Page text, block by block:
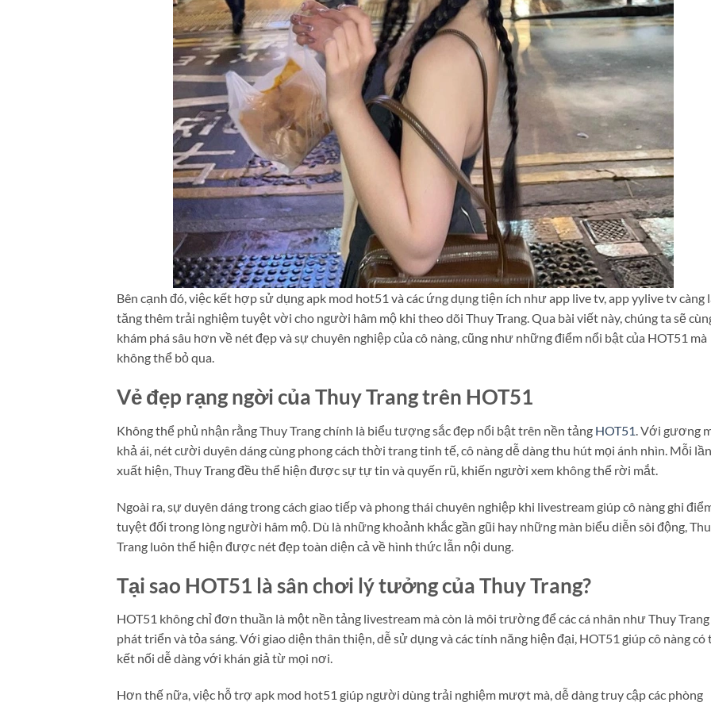
Bên cạnh đó, việc kết hợp sử dụng apk mod hot51 và các ứng dụng tiện ích như app live tv, app yylive tv càng
tăng thêm trải nghiệm tuyệt vời cho người hâm mộ khi theo dõi Thuy Trang. Qua bài viết này, chúng ta sẽ
khám phá sâu hơn về nét đẹp và sự chuyên nghiệp của cô nàng, cũng như những điểm nổi bật của HOT51 mà
không thể bỏ qua.
Vẻ đẹp rạng ngời của Thuy Trang trên HOT51
Không thể phủ nhận rằng Thuy Trang chính là biểu tượng sắc đẹp nổi bật trên nền tảng HOT51. Với gương
khả ái, nét cười duyên dáng cùng phong cách thời trang tinh tế, cô nàng dễ dàng thu hút mọi ánh nhìn. Mỗi lần
xuất hiện, Thuy Trang đều thể hiện được sự tự tin và quyến rũ, khiến người xem không thể rời mắt.
Ngoài ra, sự duyên dáng trong cách giao tiếp và phong thái chuyên nghiệp khi livestream giúp cô nàng ghi
tuyệt đối trong lòng người hâm mộ. Dù là những khoảnh khắc gần gũi hay những màn biểu diễn sôi động,
Trang luôn thể hiện được nét đẹp toàn diện cả về hình thức lẫn nội dung.
Tại sao HOT51 là sân chơi lý tưởng của Thuy Trang?
HOT51 không chỉ đơn thuần là một nền tảng livestream mà còn là môi trường để các cá nhân như Thuy Trang
phát triển và tỏa sáng. Với giao diện thân thiện, dễ sử dụng và các tính năng hiện đại, HOT51 giúp cô nàng có
kết nối dễ dàng với khán giả từ mọi nơi.
Hơn thế nữa, việc hỗ trợ apk mod hot51 giúp người dùng trải nghiệm mượt mà, dễ dàng truy cập các phòng